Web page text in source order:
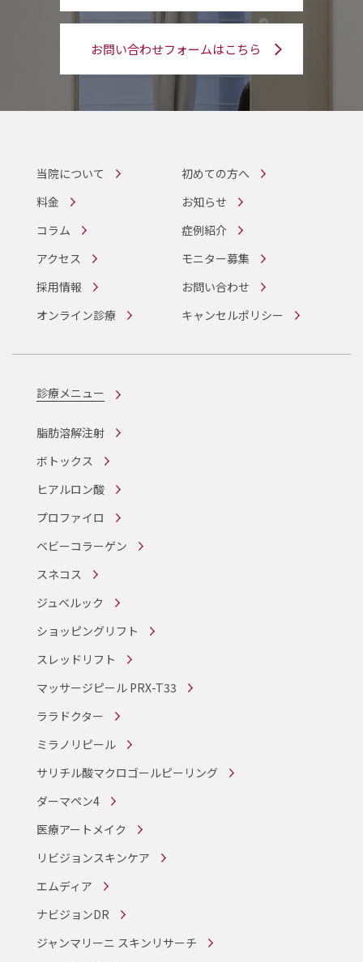
お問い合わせフォームはこちら
当院について
初めての方へ
料金
お知らせ
コラム
症例紹介
アクセス
モニター募集
採用情報
お問い合わせ
オンライン診療
キャンセルポリシー
診療メニュー
脂肪溶解注射
ボトックス
ヒアルロン酸
プロファイロ
ベビーコラーゲン
スネコス
ジュベルック
ショッピングリフト
スレッドリフト
マッサージピール PRX-T33
ララドクター
ミラノリピール
サリチル酸マクロゴールピーリング
ダーマペン4
医療アートメイク
リビジョンスキンケア
エムディア
ナビジョンDR
ジャンマリーニ スキンリサーチ